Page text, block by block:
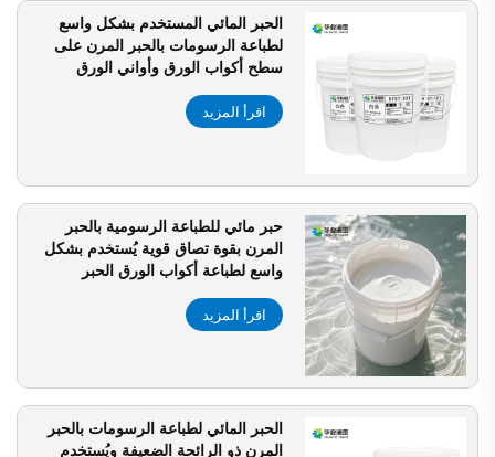
الحبر المائي المستخدم بشكل واسع
لطباعة الرسومات بالحبر المرن على
سطح أكواب الورق وأواني الورق
اقرأ المزيد
حبر مائي للطباعة الرسومية بالحبر
المرن بقوة تصاق قوية يُستخدم بشكل
واسع لطباعة أكواب الورق الحبر
اقرأ المزيد
الحبر المائي لطباعة الرسومات بالحبر
المرن ذو الرائحة الضعيفة ويُستخدم